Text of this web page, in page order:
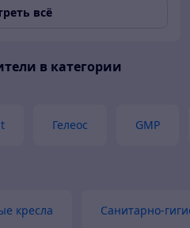
всё
в категории
Гелеос GMP
кресла Санитарно-